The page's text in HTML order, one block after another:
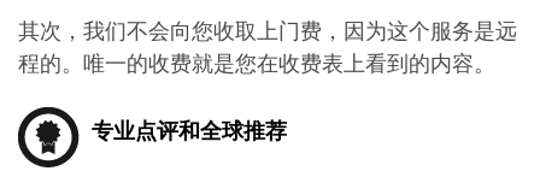
其次，我们不会向您收取上门费，因为这个服务是远
程的。唯一的收费就是您在收费表上看到的内容。
专业点评和全球推荐